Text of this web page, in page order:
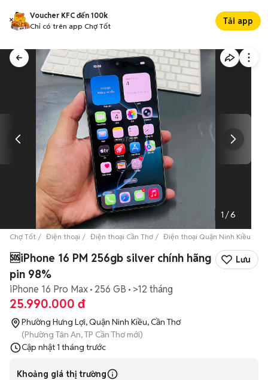
Voucher KFC đến 100k
Chỉ có trên app Chợ Tốt
Tải app
1 /6
Chợ Tốt Điện thoại Điện thoại Cần Thơ Điện thoại Quận Ninh Kiều
🆘iPhone 16 PM 256gb silver chính hãng
pin 98%
Lưu
iPhone 16 Pro Max 256 GB >12 tháng
25.990.000 đ
Phường Hưng Lợi, Quận Ninh Kiều, Cần Thơ
(Phường Tân An, TP Cần Thơ mới)
Cập nhật1 tháng trước
Khoảng giá thị trường